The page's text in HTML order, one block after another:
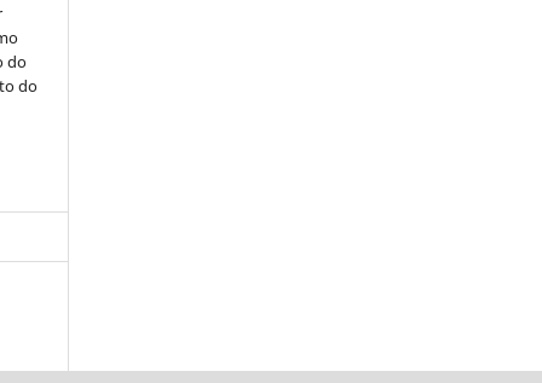
do
do